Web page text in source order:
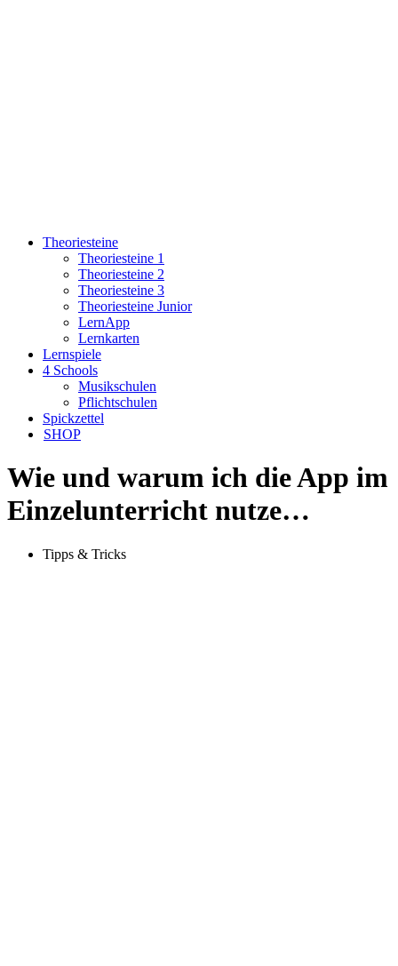
Theoriesteine
Theoriesteine 1
Theoriesteine 2
Theoriesteine 3
Theoriesteine Junior
LernApp
Lernkarten
Lernspiele
4 Schools
Musikschulen
Pflichtschulen
Spickzettel
SHOP
Wie und warum ich die App im
Einzelunterricht nutze…
Tipps & Tricks